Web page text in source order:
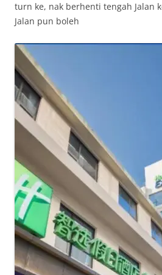
turn ke, nak berhenti tengah Jalan
Jalan pun boleh